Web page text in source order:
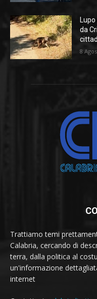
da
8
Trattiamo temi
Calabria, cercando di
terra, dalla politica al
un'informazione
internet